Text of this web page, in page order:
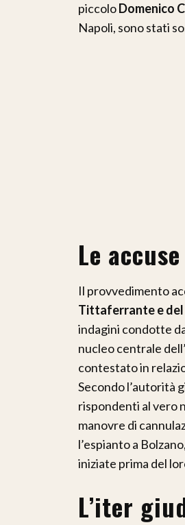
piccoloDomenico
Napoli, sono stati
Le
Il provvedimento
Tittaferrante e
indagini condotte
nucleo centrale
contestato in
Secondo l’autorità
rispondenti al vero
manovre di
l’espianto a
iniziate prima del
L’iter